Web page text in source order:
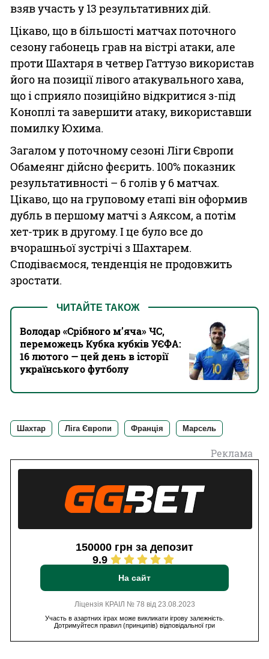
взяв участь у 13 результативних дій.
Цікаво, що в більшості матчах поточного
сезону габонець грав на вістрі атаки, але
проти Шахтаря в четвер Гаттузо використав
його на позиції лівого атакувального хава,
що і сприяло позиційно відкритися з-під
Коноплі та завершити атаку, використавши
помилку Юхима.
Загалом у поточному сезоні Ліги Європи
Обамеянг дійсно феєрить. 100% показник
результативності – 6 голів у 6 матчах.
Цікаво, що на груповому етапі він оформив
дубль в першому матчі з Аяксом, а потім
хет-трик в другому. І це було все до
вчорашньої зустрічі з Шахтарем.
Сподіваємося, тенденція не продовжить
зростати.
ЧИТАЙТЕ ТАКОЖ
Володар «Срібного м’яча» ЧС,
переможець Кубка кубків УЄФА:
16 лютого — цей день в історії
українського футболу
Шахтар Ліга Європи Франція Марсель
Реклама
150000 грн за депозит
9.9
На сайт
Ліцензія КРАІЛ № 78 від 23.08.2023
Участь в азартних іграх може викликати ігрову залежність.
Дотримуйтеся правил (принципів) відповідальної гри